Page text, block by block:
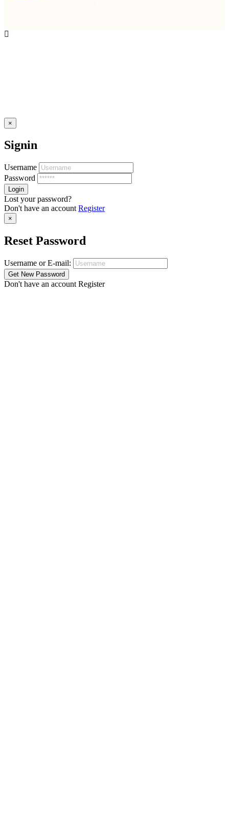
×
Signin
Username
Password
Lost your password?
Don't have an account Register
×
Reset Password
Username or E-mail:
Don't have an account Register